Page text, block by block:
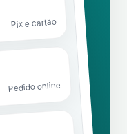
Pix e cartão
Pedido online